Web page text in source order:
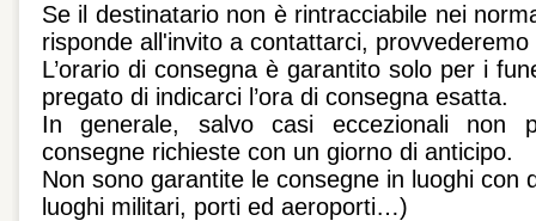
Se il destinatario non è rintracciabile nei
risponde all'invito a contattarci,
L’orario di consegna è garantito solo per i
pregato di indicarci l’ora di consegna esatta.
In generale, salvo casi eccezionali non
consegne richieste con un giorno di anticipo.
Non sono garantite le consegne in luoghi con
luoghi militari, porti ed aeroporti…)